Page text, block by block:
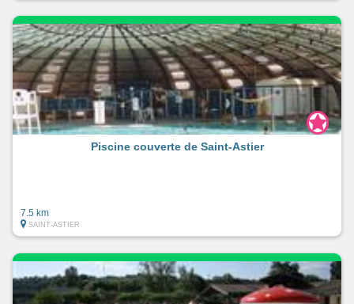
Piscine couverte de Saint-Astier
7.5 km
SAINT-ASTIER